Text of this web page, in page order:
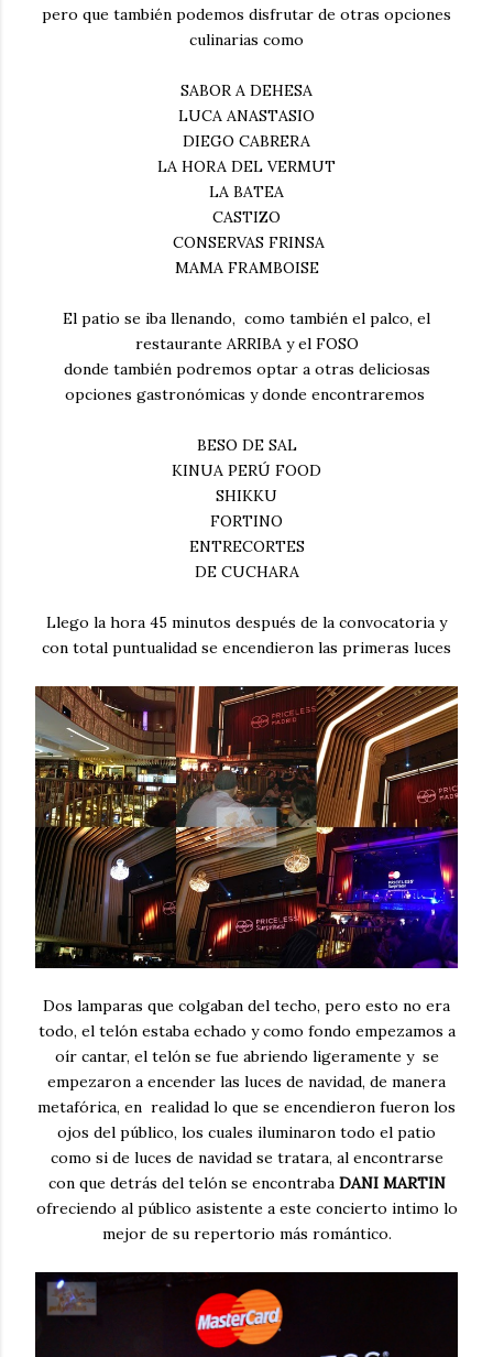
pero que también podemos disfrutar de otras opciones
culinarias como
SABOR A DEHESA
LUCA ANASTASIO
DIEGO CABRERA
LA HORA DEL VERMUT
LA BATEA
CASTIZO
CONSERVAS FRINSA
MAMA FRAMBOISE
El patio se iba llenando, como también el palco, el
restaurante ARRIBA y el FOSO
donde también podremos optar a otras deliciosas
opciones gastronómicas y donde encontraremos
BESO DE SAL
KINUA PERÚ FOOD
SHIKKU
FORTINO
ENTRECORTES
DE CUCHARA
Llego la hora 45 minutos después de la convocatoria y
con total puntualidad se encendieron las primeras luces
Dos lamparas que colgaban del techo, pero esto no era
todo, el telón estaba echado y como fondo empezamos a
oír cantar, el telón se fue abriendo ligeramente y se
empezaron a encender las luces de navidad, de manera
metafórica, en realidad lo que se encendieron fueron los
ojos del público, los cuales iluminaron todo el patio
como si de luces de navidad se tratara, al encontrarse
con que detrás del telón se encontraba DANI MARTIN
ofreciendo al público asistente a este concierto intimo lo
mejor de su repertorio más romántico.